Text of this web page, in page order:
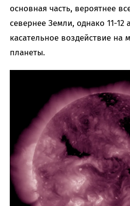
основная часть, вероятнее
севернее Земли, однако 11-12
касательное воздействие на
планеты.